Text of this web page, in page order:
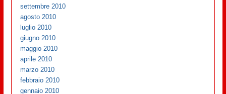
settembre 2010
agosto 2010
luglio 2010
giugno 2010
maggio 2010
aprile 2010
marzo 2010
febbraio 2010
gennaio 2010